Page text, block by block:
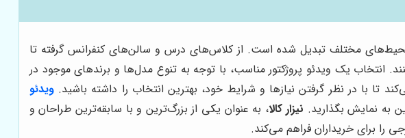
محیط‌های مختلف تبدیل شده است. از کلاس‌های درس و سالن‌های کنفرانس گرفته تا
انتخاب یک ویدئو پروژکتور مناسب، با توجه به تنوع مدل‌ها و برندهای موجود در
تا با در نظر گرفتن نیازها و شرایط خود، بهترین انتخاب را داشته باشید.ویدئو
به نمایش بگذارید. نیزار کالا، به عنوان یکی از بزرگ‌ترین و با سابقه‌ترین طراحان و
را برای خریداران فراهم می‌کند.